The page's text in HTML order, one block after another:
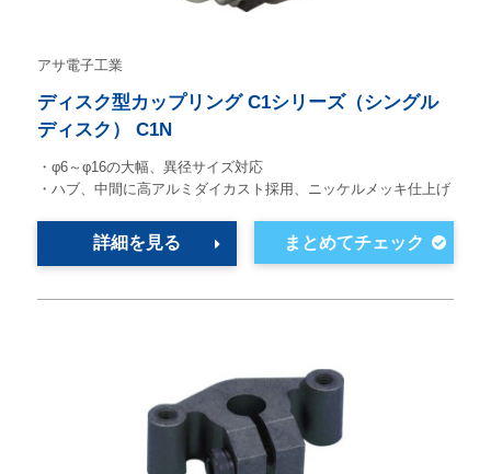
アサ電子工業
ディスク型カップリング C1シリーズ（シングル
ディスク） C1N
・φ6～φ16の大幅、異径サイズ対応
・ハブ、中間に高アルミダイカスト採用、ニッケルメッキ仕上げ
詳細を見る